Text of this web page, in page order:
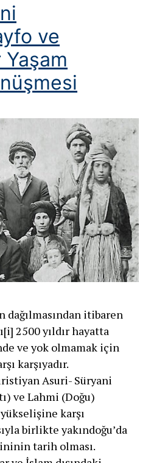
ve
dağılmasından itibaren
2500 yıldır hayatta
ve yok olmamak için
karşıyadır.
Asuri- Süryani
ve Lahmi (Doğu)
karşı
birlikte yakındoğu’da
tarih olması.